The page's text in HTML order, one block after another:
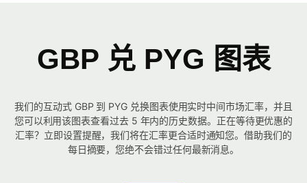
GBP 兑 PYG 图表
我们的互动式 GBP 到 PYG 兑换图表使用实时中间市场汇率，并且
您可以利用该图表查看过去 5 年内的历史数据。正在等待更优惠的
汇率？立即设置提醒，我们将在汇率更合适时通知您。借助我们的
每日摘要，您绝不会错过任何最新消息。